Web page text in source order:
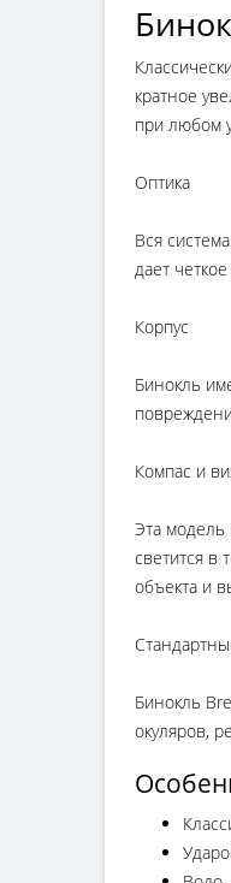
кратное
при любом
Оптика
Вся
дает
Корпус
Бинокль
Компас и
Эта модель
светится в
объекта и
Бинокль
окуляров,